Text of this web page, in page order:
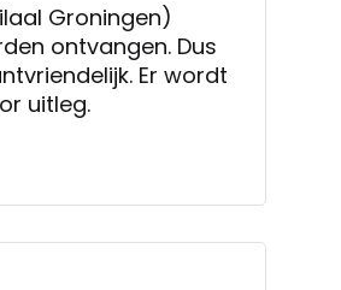
Groningen)
ontvangen. Dus
Er wordt
uitleg.